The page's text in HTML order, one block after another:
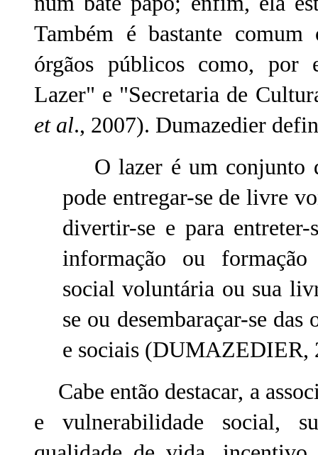
Também é bastante
órgãos públicos como, por
Lazer" e "Secretaria de
et al., 2007). Dumazedier
O lazer é um conjunto
pode entregar-se de livre
divertir-se e para
informação ou formação
social voluntária ou sua
se ou desembaraçar-se
e sociais (DUMAZEDIER,
Cabe então destacar, a
e vulnerabilidade social,